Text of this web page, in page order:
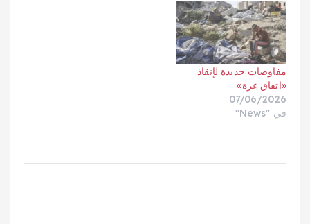
مفاوضات جديدة لإنقاذ
«اتفاق غزة»
07/06/2026
في "News"